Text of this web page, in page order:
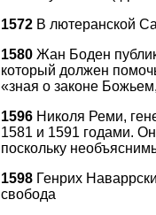
1572 В лютеранской
1580 Жан Боден
который должен
«зная о законе
1596 Николя Реми,
1581 и 1591 годами. Он
поскольку
1598Генрих
свобода